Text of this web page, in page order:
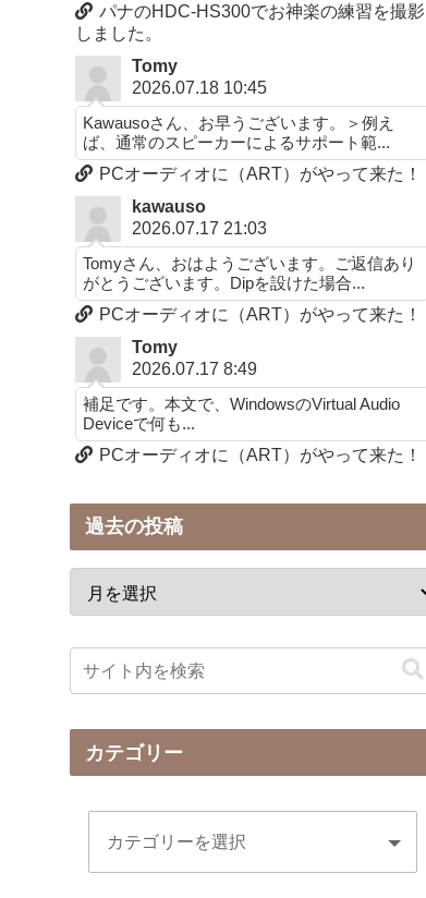
パナのHDC-HS300でお神楽の練習を撮影
しました。
Tomy
2026.07.18 10:45
Kawausoさん、お早うございます。＞例え
ば、通常のスピーカーによるサポート範...
PCオーディオに（ART）がやって来た！
kawauso
2026.07.17 21:03
Tomyさん、おはようございます。ご返信あり
がとうございます。Dipを設けた場合...
PCオーディオに（ART）がやって来た！
Tomy
2026.07.17 8:49
補足です。本文で、WindowsのVirtual Audio
Deviceで何も...
PCオーディオに（ART）がやって来た！
過去の投稿
カテゴリー